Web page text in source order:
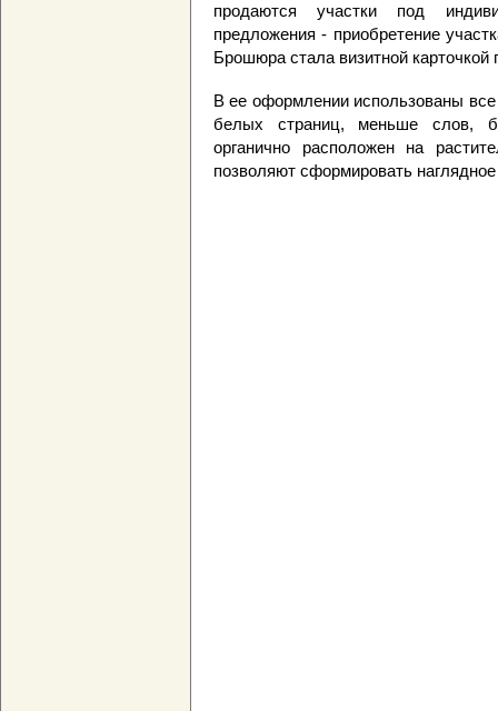
продаются участки под
предложения - приобретение
Брошюра стала визитной карточкой
В ее оформлении использованы все
белых страниц, меньше слов,
органично расположен на
позволяют сформировать